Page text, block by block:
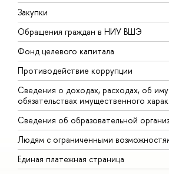
Закупки
Обращения граждан в НИУ ВШЭ
Фонд целевого капитала
Противодействие коррупции
Сведения о доходах, расходах, об
обязательствах имущественного
Сведения об образовательной
Людям с ограниченными
Единая платежная страница